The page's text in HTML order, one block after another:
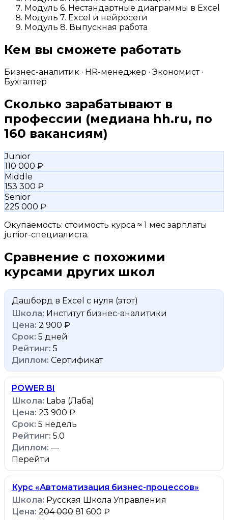
Модуль 6. Нестандартные диаграммы в Excel
Модуль 7. Excel и нейросети
Модуль 8. Выпускная работа
Кем вы сможете работать
Бизнес-аналитик · HR-менеджер · Экономист ·
Бухгалтер
Сколько зарабатывают в
профессии (медиана hh.ru, по
160 вакансиям)
Junior
110 000 ₽
Middle
153 300 ₽
Senior
225 000 ₽
Окупаемость: стоимость курса ≈ 1 мес зарплаты
junior-специалиста.
Сравнение с похожими
курсами других школ
Дашборд в Excel с нуля (этот)
Институт бизнес-аналитики
2 900 ₽
5 дней
5
Сертификат
POWER BI
Laba (Лаба)
23 900 ₽
5 недель
5.0
—
Перейти
Курс «Автоматизация бизнес-процессов»
Русская Школа Управления
204 000 81 600 ₽